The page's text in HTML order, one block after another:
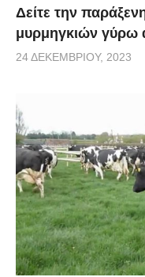
Δείτε την
μυρμηγκιών γύρω
24 ΔΕΚΕΜΒΡΊΟΥ, 2023